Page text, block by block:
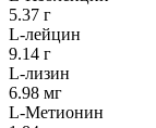
5.37 г
L-лейцин
9.14 г
L-лизин
6.98 мг
L-Метионин